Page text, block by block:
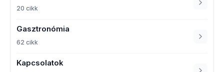
20 cikk
Gasztronómia
62 cikk
Kapcsolatok